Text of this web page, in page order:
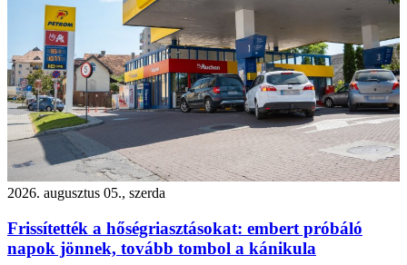
2026. augusztus 05., szerda
Frissítették a hőségriasztásokat: embert próbáló
napok jönnek, tovább tombol a kánikula